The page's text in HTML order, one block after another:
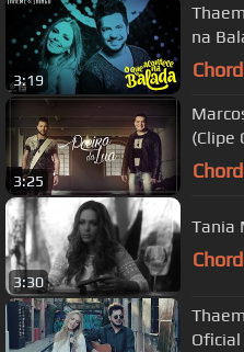
3:19
na
3:25
(Clipe
3:30
Tania
Oficial